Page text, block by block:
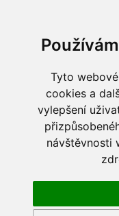
Tyto
cookies a
vylepšení
návštěvnosti